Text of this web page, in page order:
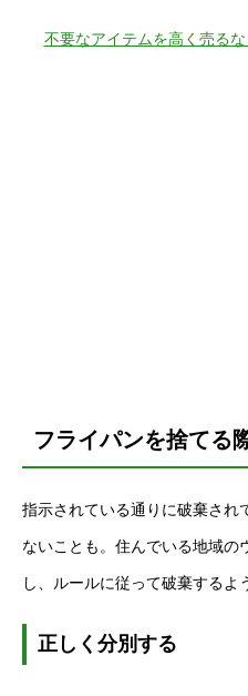
不要なアイテムを高く売る
フライパンを捨てる
指示されている通りに破棄され
ないことも。住んでいる地域の
し、ルールに従って破棄するよ
正しく分別する